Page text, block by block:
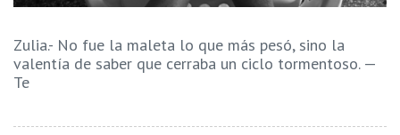
Zulia.- No fue la maleta lo que más pesó, sino la
valentía de saber que cerraba un ciclo tormentoso. —
Te